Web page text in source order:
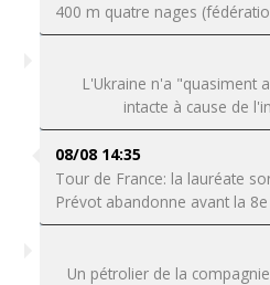
400 m quatre nages
L'Ukraine n'a "quasiment
intacte à cause de
08/08 14:35
Tour de France: la lauréate
Prévot abandonne avant la
Un pétrolier de la